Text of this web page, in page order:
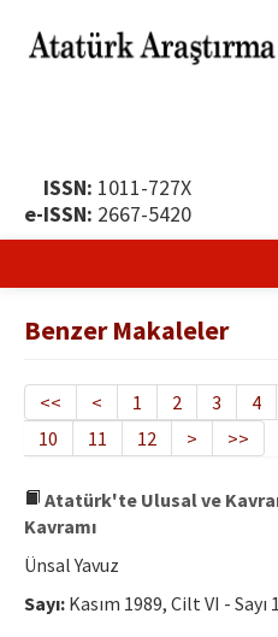
ISSN: 1011-727X
e-ISSN: 2667-5420
Yayın Politikası
Dergi Kurulları
Yayın İlkeleri
Yazar Rehberi
Benzer Makaleler
<< < 1 2 3 4
10
11 12 > >>
Atatürk'te Ulusal ve
Kavramı
Ünsal Yavuz
Sayı: Kasım 1989, Cilt VI - Sayı